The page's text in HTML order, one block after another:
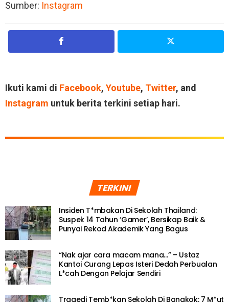
Sumber: Instagram
Ikuti kami di Facebook, Youtube, Twitter, and
Instagram untuk berita terkini setiap hari.
TERKINI
Insiden T*mbakan Di Sekolah Thailand:
Suspek 14 Tahun ‘Gamer’, Bersikap Baik &
Punyai Rekod Akademik Yang Bagus
“Nak ajar cara macam mana…” – Ustaz
Kantoi Curang Lepas Isteri Dedah Perbualan
L*cah Dengan Pelajar Sendiri
Tragedi Temb*kan Sekolah Di Bangkok: 7 M*ut